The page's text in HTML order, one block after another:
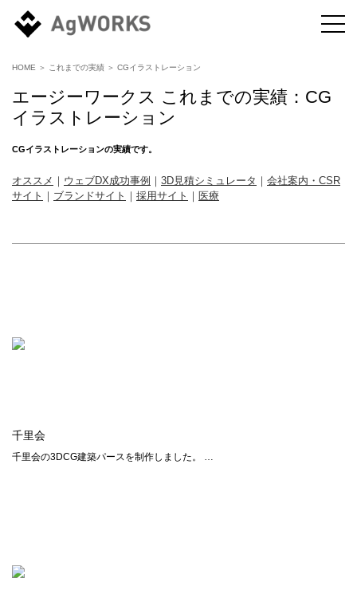
HOME ＞ これまでの実績 ＞ CGイラストレーション
エージーワークス これまでの実績： CG
イラストレーション
CGイラストレーションの実績です。
オススメ ｜ ウェブDX成功事例 ｜ 3D見積シミュレータ ｜ 会社案内・CSR
サイト ｜ ブランドサイト ｜ 採用サイト ｜ 医療
千里会
千里会の3DCG建築パースを制作しました。 …